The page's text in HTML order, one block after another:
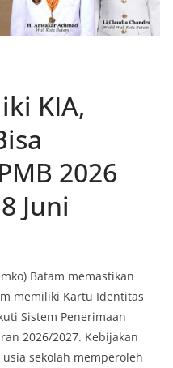
KIA,
2026
Juni
Batam memastikan
memiliki Kartu Identitas
Sistem Penerimaan
2026/2027. Kebijakan
sekolah memperoleh